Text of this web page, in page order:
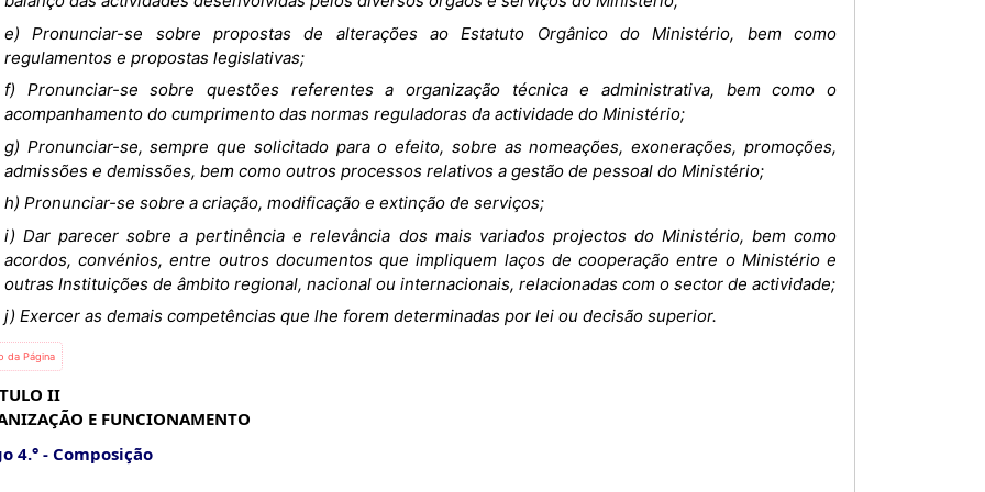
e) Pronunciar-se sobre propostas de alterações ao Estatuto Orgânico do Ministério, bem como
regulamentos e propostas legislativas;
f) Pronunciar-se sobre questões referentes a organização técnica e administrativa, bem como o
acompanhamento do cumprimento das normas reguladoras da actividade do Ministério;
g) Pronunciar-se, sempre que solicitado para o efeito, sobre as nomeações, exonerações, promoções,
admissões e demissões, bem como outros processos relativos a gestão de pessoal do Ministério;
h) Pronunciar-se sobre a criação, modificação e extinção de serviços;
i) Dar parecer sobre a pertinência e relevância dos mais variados projectos do Ministério, bem como
acordos, convénios, entre outros documentos que impliquem laços de cooperação entre o Ministério e
outras Instituições de âmbito regional, nacional ou internacionais, relacionadas com o sector de actividade;
j) Exercer as demais competências que lhe forem determinadas por lei ou decisão superior.
da Página
II
E FUNCIONAMENTO
4.°
Composição